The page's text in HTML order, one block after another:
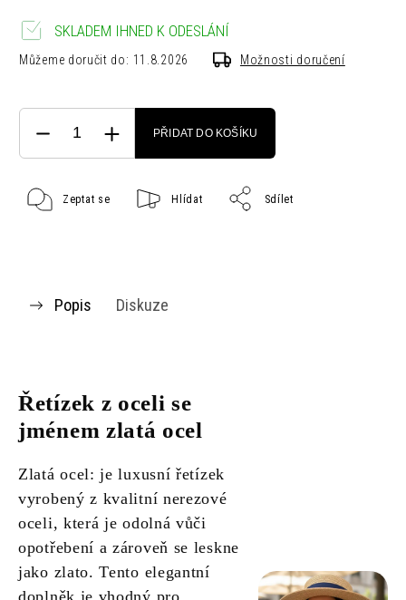
SKLADEM IHNED K ODESLÁNÍ
Můžeme doručit do: 11.8.2026 Možnosti doručení
PŘIDAT DO KOŠÍKU
Zeptat se Hlídat Sdílet
Popis Diskuze
Řetízek z oceli se
jménem zlatá ocel
Zlatá ocel: je luxusní řetízek
vyrobený z kvalitní nerezové
oceli, která je odolná vůči
opotřebení a zároveň se leskne
jako zlato. Tento elegantní